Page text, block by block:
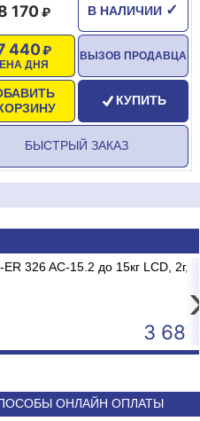
AC-15.2 до 15кг LCD, 2г,
3 681
›
TC2/E1 BURGOS BLACK
44 340
ОНЛАЙН ОПЛАТЫ
В НАЛИЧИИ ✓
170
ДНЯ
440 ВЫЗОВ ПРОДАВЦА
КУПИТЬ
БЫСТРЫЙ ЗАКАЗ